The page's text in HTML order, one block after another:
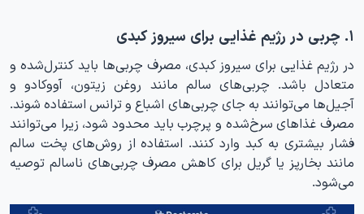
۱. چربی در رژیم غذایی برای سیروز کبدی
در رژیم غذایی برای سیروز کبدی، مصرف چربی‌ها باید کنترل‌شده و
متعادل باشد. چربی‌های سالم مانند روغن زیتون، آووکادو و
آجیل‌ها می‌توانند به جای چربی‌های اشباع و ترانس استفاده شوند.
مصرف غذاهای سرخ‌شده و پرچرب باید محدود شود، زیرا می‌توانند
فشار بیشتری به کبد وارد کنند. استفاده از روش‌های پخت سالم
مانند بخارپز یا گریل برای کاهش مصرف چربی‌های ناسالم توصیه
می‌شود.